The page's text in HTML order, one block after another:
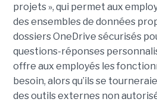
projets », qui permet aux
des ensembles de données
dossiers OneDrive sécurisés
questions-réponses
offre aux employés les
besoin, alors qu’ils se
des outils externes non